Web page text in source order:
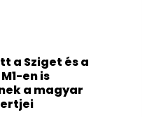
a Sziget és a
en is
a magyar